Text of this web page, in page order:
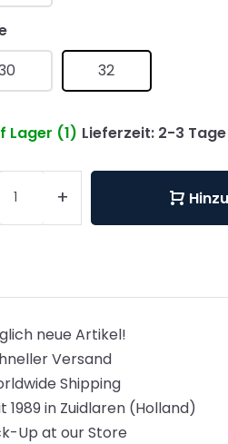
32
Lager (1) Lieferzeit: 2-3
+
neue Artikel!
Versand
Shipping
1989 in Zuidlaren (Holland)
Up at our Store